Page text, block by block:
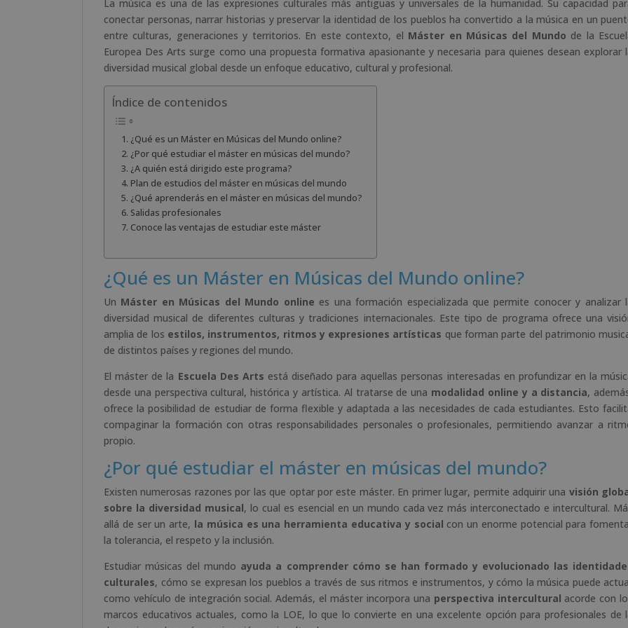
i
v
e
:
La música es una de las expresiones culturales más antiguas y universales de la humanidad. Su capacidad
conectar personas, narrar historias y preservar la identidad de los pueblos ha convertido a la música en un
entre culturas, generaciones y territorios. En este contexto, el Máster en Músicas del Mundo de la
Europea Des Arts surge como una propuesta formativa apasionante y necesaria para quienes desean explorar
diversidad musical global desde un enfoque educativo, cultural y profesional.
Índice de contenidos
¿Qué es un Máster en Músicas del Mundo online?
¿Por qué estudiar el máster en músicas del mundo?
¿A quién está dirigido este programa?
Plan de estudios del máster en músicas del mundo
¿Qué aprenderás en el máster en músicas del mundo?
Salidas profesionales
Conoce las ventajas de estudiar este máster
¿Qué es un Máster en Músicas del Mundo online?
Un Máster en Músicas del Mundo online es una formación especializada que permite conocer y analizar
diversidad musical de diferentes culturas y tradiciones internacionales. Este tipo de programa ofrece una
amplia de los estilos, instrumentos, ritmos y expresiones artísticas que forman parte del patrimonio
de distintos países y regiones del mundo.
El máster de la Escuela Des Arts está diseñado para aquellas personas interesadas en profundizar en la
desde una perspectiva cultural, histórica y artística. Al tratarse de una modalidad online y a distancia,
ofrece la posibilidad de estudiar de forma flexible y adaptada a las necesidades de cada estudiantes. Esto
compaginar la formación con otras responsabilidades personales o profesionales, permitiendo avanzar a
propio.
¿Por qué estudiar el máster en músicas del mundo?
Existen numerosas razones por las que optar por este máster. En primer lugar, permite adquirir una visión
sobre la diversidad musical, lo cual es esencial en un mundo cada vez más interconectado e intercultural.
allá de ser un arte, la música es una herramienta educativa y social con un enorme potencial para
la tolerancia, el respeto y la inclusión.
Estudiar músicas del mundo ayuda a comprender cómo se han formado y evolucionado las
culturales, cómo se expresan los pueblos a través de sus ritmos e instrumentos, y cómo la música puede
como vehículo de integración social. Además, el máster incorpora una perspectiva intercultural acorde con
marcos educativos actuales, como la LOE, lo que lo convierte en una excelente opción para profesionales de